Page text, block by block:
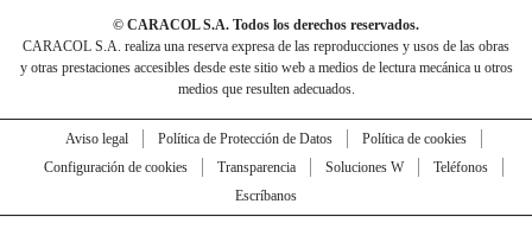
© CARACOL S.A. Todos los derechos reservados.
CARACOL S.A. realiza una reserva expresa de las reproducciones y usos de las obras
y otras prestaciones accesibles desde este sitio web a medios de lectura mecánica u otros
medios que resulten adecuados.
Aviso legal Política de Protección de Datos
Política de cookies
Configuración de cookies
Transparencia Soluciones W
Teléfonos
Escríbanos